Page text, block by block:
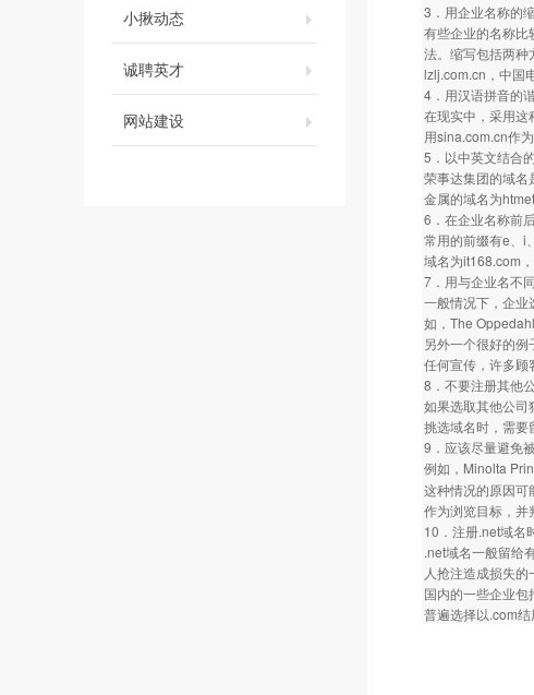
小揪动态
诚聘英才
网站建设
3．用企业名称的
有些企业的名称比
法。缩写包括两种
lzlj.com.cn，中国
4．用汉语拼音的
在现实中，采用
用sina.com.cn作为
5．以中英文结合
荣事达集团的域名
金属的域名为
6．在企业名称前
常用的前缀有e、i
域名为it168.com
7．用与企业名不
一般情况下，企业
如，The
另外一个很好的
任何宣传，许多顾
8．不要注册其他
如果选取其他公司
挑选域名时，需要
9．应该尽量避免
例如，Minolta
这种情况的原因可
作为浏览目标，并
10．注册.net域名
.net域名一般留给
人抢注造成损失
国内的一些企业
普遍选择以.com结